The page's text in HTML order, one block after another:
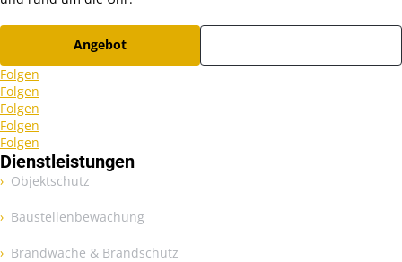
Angebot
Folgen
Folgen
Folgen
Folgen
Folgen
Dienstleistungen
Objektschutz
Baustellenbewachung
Brandwache & Brandschutz